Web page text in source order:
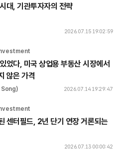
대, 기관투자자의 전략
2026.07.15 19:02:59
었다, 미국 상업용 부동산 시장에서
않은 가격
Song) 2026.07.14 19:29:47
센터필드, 2년 단기 연장 거론되는
2026.07.13 00:00:42